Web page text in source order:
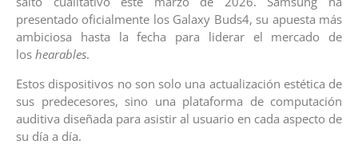
presentado oficialmente los Galaxy Buds4, su apuesta más
ambiciosa hasta la fecha para liderar el mercado de
los hearables.
Estos dispositivos no son solo una actualización estética de
sus predecesores, sino una plataforma de computación
auditiva diseñada para asistir al usuario en cada aspecto de
su día a día.